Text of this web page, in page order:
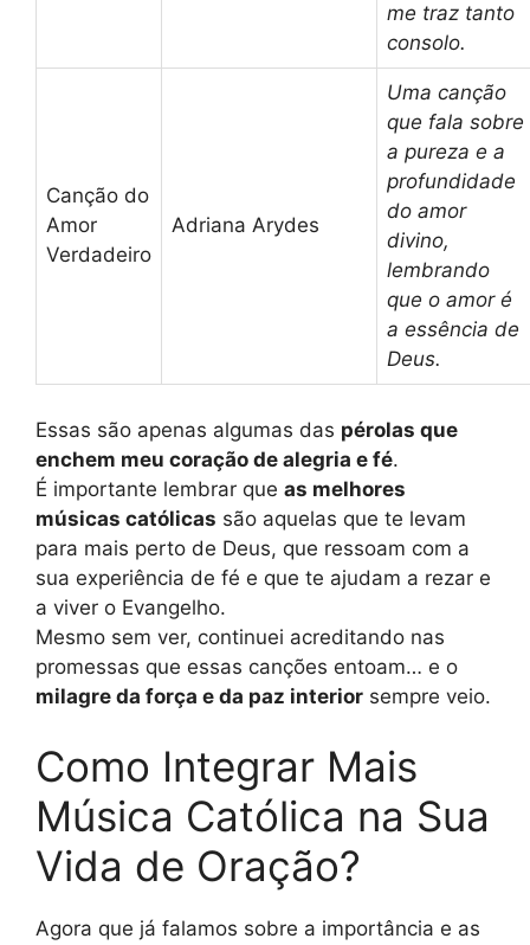
me traz tanto
consolo.
Canção do
Amor
Verdadeiro
Adriana Arydes
Uma canção
que fala sobre
a pureza e a
profundidade
do amor
divino,
lembrando
que o amor é
a essência de
Deus.
Essas são apenas algumas das pérolas que
enchem meu coração de alegria e fé.
É importante lembrar que as melhores
músicas católicas são aquelas que te levam
para mais perto de Deus, que ressoam com a
sua experiência de fé e que te ajudam a rezar e
a viver o Evangelho.
Mesmo sem ver, continuei acreditando nas
promessas que essas canções entoam… e o
milagre da força e da paz interior sempre veio.
Como Integrar Mais
Música Católica na Sua
Vida de Oração?
Agora que já falamos sobre a importância e as